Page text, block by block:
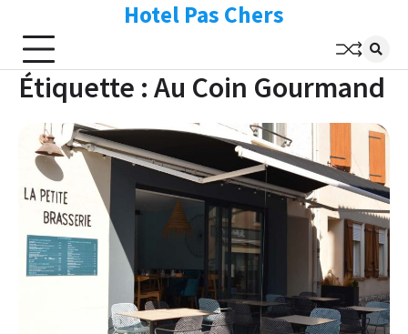
content
Hotel Pas Chers
Étiquette : Au Coin Gourmand